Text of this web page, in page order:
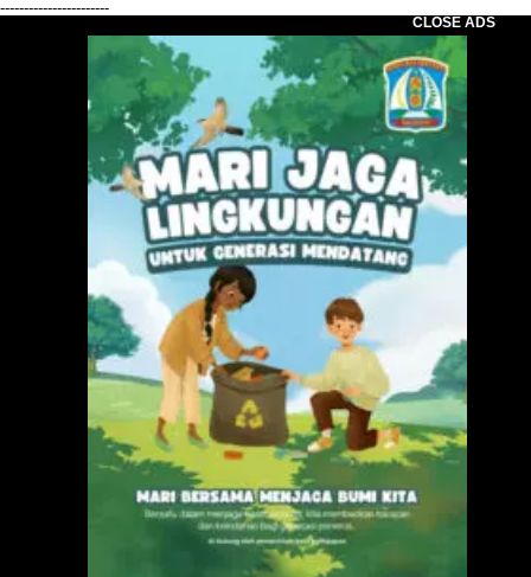
-----------------------
CLOSE ADS